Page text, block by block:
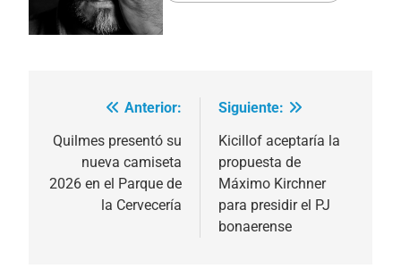
Navegación
de
entradas
Anterior:
Quilmes presentó su
nueva camiseta
2026 en el Parque de
la Cervecería
Siguiente:
Kicillof aceptaría la
propuesta de
Máximo Kirchner
para presidir el PJ
bonaerense